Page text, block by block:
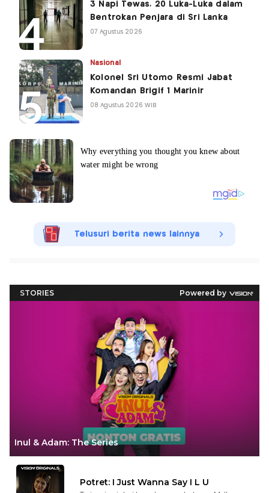
3 Napi Tewas, 20 Luka-Luka dalam
Bentrokan Penjara di Sri Lanka
07 Agustus 2026
Nasional
Kolonel Sri Utomo Resmi Jabat
Komandan Brigif 1 Marinir
08 Agustus 2026 WIB
Telusuri berita news lainnya